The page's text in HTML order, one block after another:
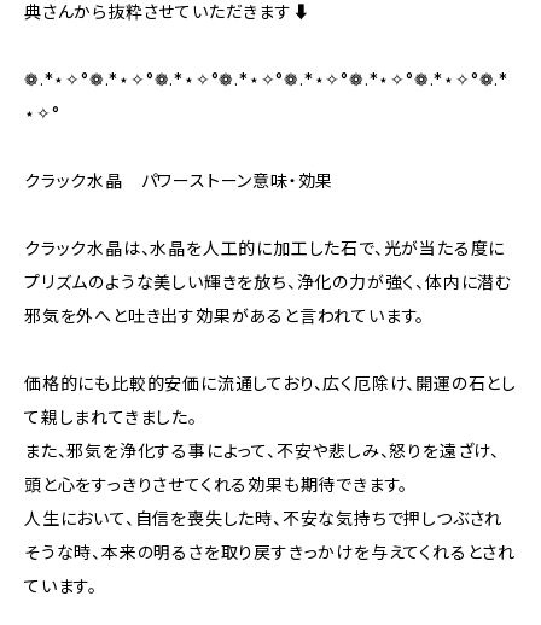
典さんから抜粋させていただきます⬇︎
❁.*⋆✧°❁.*⋆✧°❁.*⋆✧°❁.*⋆✧°❁.*⋆✧°❁.*⋆✧°❁.*⋆✧°❁.*
⋆✧°
クラック水晶 パワーストーン意味・効果
クラック水晶は、水晶を人工的に加工した石で、光が当たる度に
プリズムのような美しい輝きを放ち、浄化の力が強く、体内に潜む
邪気を外へと吐き出す効果があると言われています。
価格的にも比較的安価に流通しており、広く厄除け、開運の石とし
て親しまれてきました。
また、邪気を浄化する事によって、不安や悲しみ、怒りを遠ざけ、
頭と心をすっきりさせてくれる効果も期待できます。
人生において、自信を喪失した時、不安な気持ちで押しつぶされ
そうな時、本来の明るさを取り戻すきっかけを与えてくれるとされ
ています。